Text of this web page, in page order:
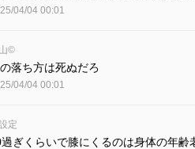
04/04 00:01
©︎
落ち方は死ぬだろ
04/04 00:01
定
ぎくらいで膝にくるのは身体の年齢